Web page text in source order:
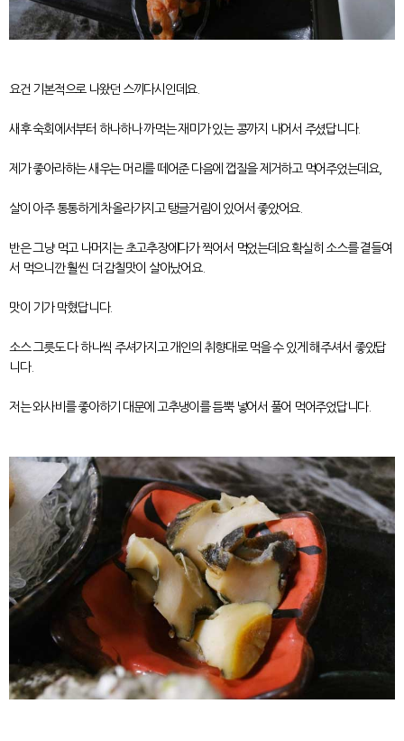
요건 기본적으로 나왔던 스끼다시인데요.
새후 숙회에서부터 하나하나 까먹는 재미가 있는 콩까지 내어서 주셨답니다.
제가 좋아라하는 새우는 머리를 떼어준 다음에 껍질을 제거하고 먹어주었는데요,
살이 아주 통통하게 차올라가지고 탱글거림이 있어서 좋았어요.
반은 그냥 먹고 나머지는 초고추장에다가 찍어서 먹었는데요 확실히 소스를 곁들여
서 먹으니깐 훨씬 더 감칠맛이 살아났어요.
맛이 기가 막혔답니다.
소스 그릇도 다 하나씩 주셔가지고 개인의 취향대로 먹을 수 있게 해주셔서 좋았답
니다.
저는 와사비를 좋아하기 대문에 고추냉이를 듬뿍 넣어서 풀어 먹어주었답니다.